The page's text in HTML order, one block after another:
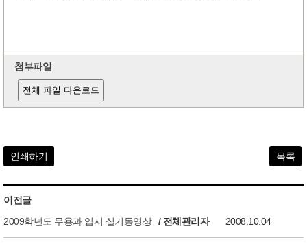
첨부파일
전체 파일 다운로드
인쇄하기 목록
이전글
2009학년도 무용과 입시 실기동영상
/ 전체관리자 2008.10.04